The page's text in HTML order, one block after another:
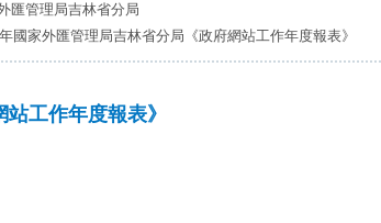
匯管理局吉林省分局
國家外匯管理局吉林省分局《政府網站工作年度報表》
工作年度報表》